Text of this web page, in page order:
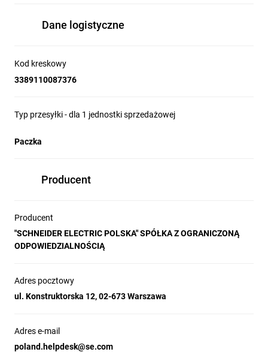
Dane logistyczne
Kod kreskowy
3389110087376
Typ przesyłki - dla 1 jednostki sprzedażowej
Paczka
Producent
Producent
"SCHNEIDER ELECTRIC POLSKA" SPÓŁKA Z OGRANICZONĄ
ODPOWIEDZIALNOŚCIĄ
Adres pocztowy
ul. Konstruktorska 12, 02-673 Warszawa
Adres e-mail
poland.helpdesk@se.com